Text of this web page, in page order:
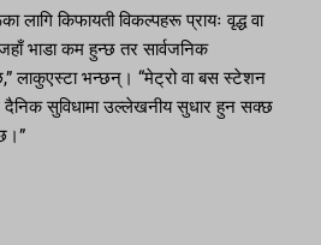
लागि किफायती विकल्पहरू प्रायः वृद्ध वा
भाडा कम हुन्छ तर सार्वजनिक
लाकुएस्टा भन्छन्। “मेट्रो वा बस स्टेशन
दैनिक सुविधामा उल्लेखनीय सुधार हुन सक्छ